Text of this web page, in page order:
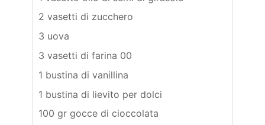
2 vasetti di zucchero
3 uova
3 vasetti di farina 00
1 bustina di vanillina
1 bustina di lievito per dolci
100 gr gocce di cioccolata